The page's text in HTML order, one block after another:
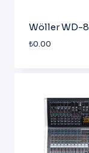
Wöller WD-8
₺0.00